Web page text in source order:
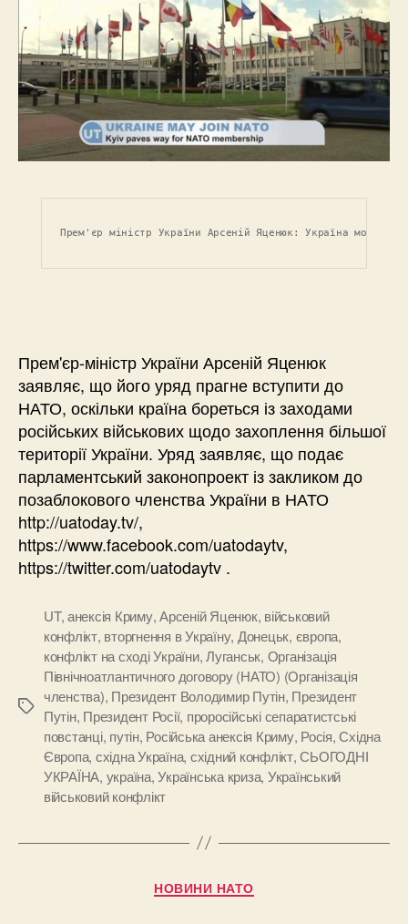
Прем'єр міністр України Арсеній Яценюк: Україна може
Прем'єр-міністр України Арсеній Яценюк
заявляє, що його уряд прагне вступити до
НАТО, оскільки країна бореться із заходами
російських військових щодо захоплення більшої
території України. Уряд заявляє, що подає
парламентський законопроект із закликом до
позаблокового членства України в НАТО
http://uatoday.tv/,
https://www.facebook.com/uatodaytv,
https://twitter.com/uatodaytv .
Позначки
UT,анексія Криму,Арсеній Яценюк, військовий
конфлікт, вторгнення в Україну, Донецьк, європа,
конфлікт на сході України,Луганськ, Організація
Північноатлантичного договору (НАТО) (Організація
членства), Президент Володимир Путін, Президент
Путін, Президент Росії, проросійські сепаратистські
повстанці, путін, Російська анексія Криму, Росія,Східна
Європа, східна Україна, східний конфлікт,СЬОГОДНІ
УКРАЇНА, україна,Українська криза, Український
військовий конфлікт
Категорії
НОВИНИ НАТО